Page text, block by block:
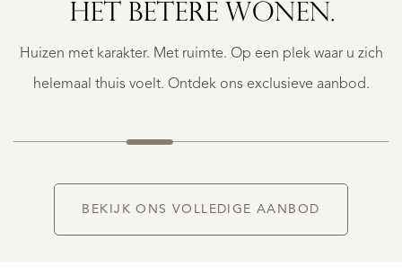
HET BETERE WONEN.
Huizen met karakter. Met ruimte. Op een plek waar u zich
helemaal thuis voelt. Ontdek ons exclusieve aanbod.
GEAUNE
€
BEKIJK ONS VOLLEDIGE AANBOD